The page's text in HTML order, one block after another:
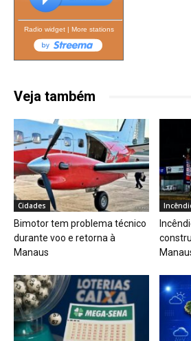
Radio widget| More stations
Veja também
Cidades
Bimotor tem problema técnico
durante voo e retorna à
Manaus